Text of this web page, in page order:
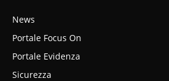
News
Portale Focus On
Portale Evidenza
Sicurezza